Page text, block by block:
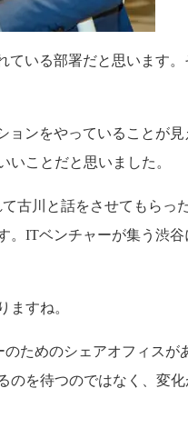
いる部署だと思います
ンをやっていることが
ことだと思いました。
古川と話をさせてもらっ
ITベンチャーが集う渋
ますね。
ためのシェアオフィス
を待つのではなく、変